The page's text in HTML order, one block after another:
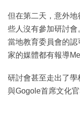
但在第二天，意外
些人沒有參加研討
當地教育委員會的認
家的媒體都有報導
研討會甚至走出了
與Gogole首席文化